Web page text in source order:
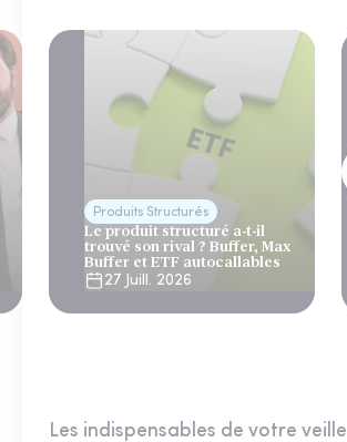
Produits Structurés
Le produit structuré a-t-il
trouvé son rival ? Buffer, Max
Buffer et ETF autocallables
27 Juill. 2026
Les indispensables de votre veille